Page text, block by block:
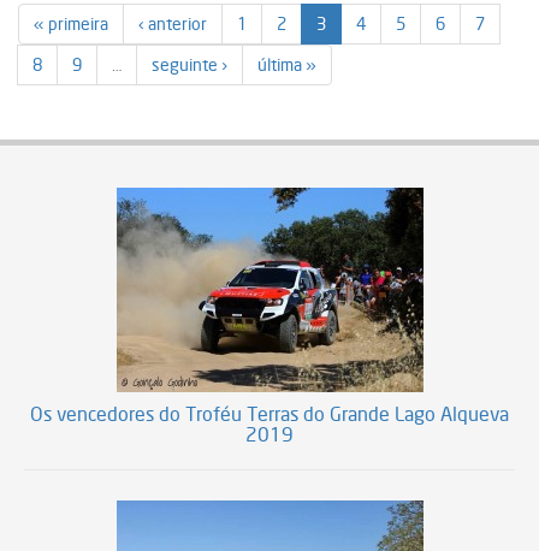
« primeira ‹ anterior 1 2 3 4 5 6
7
8
9 seguinte › última »
Os vencedores do Troféu Terras do Grande Lago Alqueva
2019